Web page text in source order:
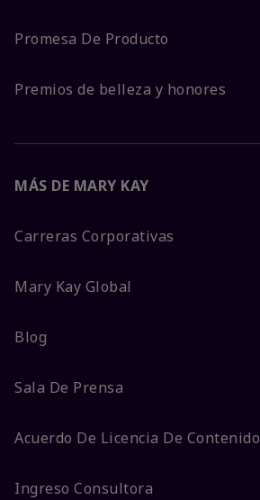
Promesa De Producto
Premios de belleza y honores
MÁS DE MARY KAY
Carreras Corporativas
Mary Kay Global
Blog
Sala De Prensa
Acuerdo De Licencia De Contenido
Ingreso Consultora